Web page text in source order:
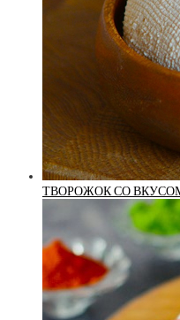
ТВОРОЖОК СО